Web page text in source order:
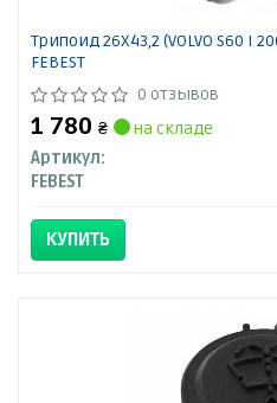
Трипоид 26X43,2 (VOLVO S60 I
FEBEST
0 отзывов
1 780 ₴
на складе
Артикул:
FEBEST
КУПИТЬ